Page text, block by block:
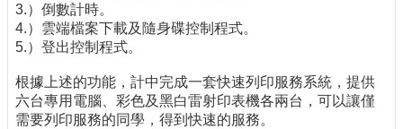
3.）倒數計時。
4.）雲端檔案下載及隨身碟控制程式。
5.）登出控制程式。
根據上述的功能，計中完成一套快速列印服務系統，提供
六台專用電腦、彩色及黑白雷射印表機各兩台，可以讓僅
需要列印服務的同學，得到快速的服務。